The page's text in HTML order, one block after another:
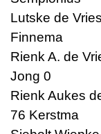
Lutske de
Finnema
Rienk A. de
Jong 0
Rienk Aukes
76 Kerstma